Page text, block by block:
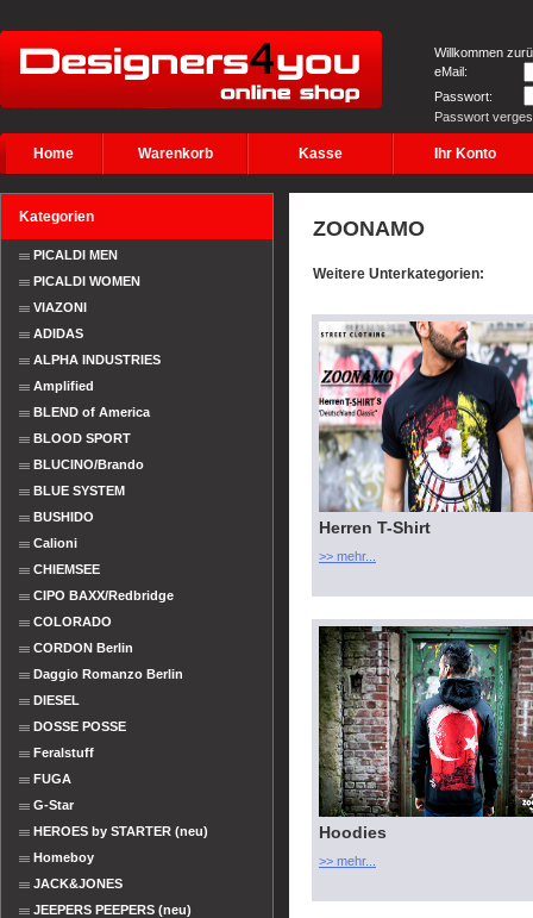
Willkommen
eMail:
Passwort:
Passwort
Home Warenkorb Kasse Ihr Konto
Kategorien
PICALDI MEN
PICALDI WOMEN
VIAZONI
ADIDAS
ALPHA INDUSTRIES
Amplified
BLEND of America
BLOOD SPORT
BLUCINO/Brando
BLUE SYSTEM
BUSHIDO
Calioni
CHIEMSEE
CIPO BAXX/Redbridge
COLORADO
CORDON Berlin
Daggio Romanzo Berlin
DIESEL
DOSSE POSSE
Feralstuff
FUGA
G-Star
HEROES by STARTER (neu)
Homeboy
JACK&JONES
JEEPERS PEEPERS (neu)
ZOONAMO
Weitere Unterkategorien:
Herren T-Shirt
>> mehr...
Hoodies
>> mehr...